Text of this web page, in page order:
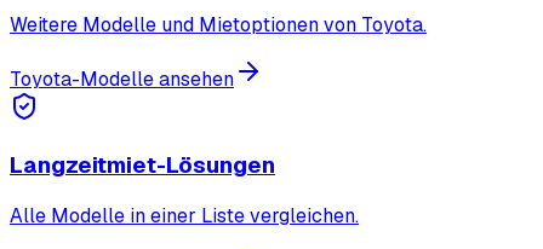
Weitere Modelle und Mietoptionen von Toyota.
Toyota-Modelle ansehen
Langzeitmiet-Lösungen
Alle Modelle in einer Liste vergleichen.